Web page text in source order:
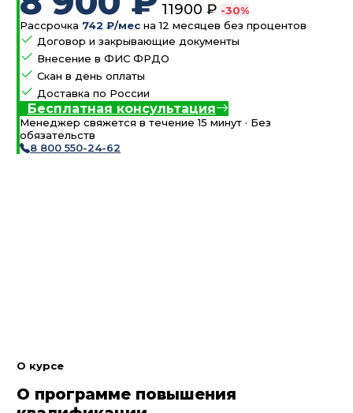
11900 ₽ -30%
Рассрочка 742 ₽/мес на 12 месяцев без процентов
Договор и закрывающие документы
Внесение в ФИС ФРДО
Скан в день оплаты
Доставка по России
Бесплатная консультация
Менеджер свяжется в течение 15 минут · Без
обязательств
8 800 550-24-62
О курсе
О программе повышения